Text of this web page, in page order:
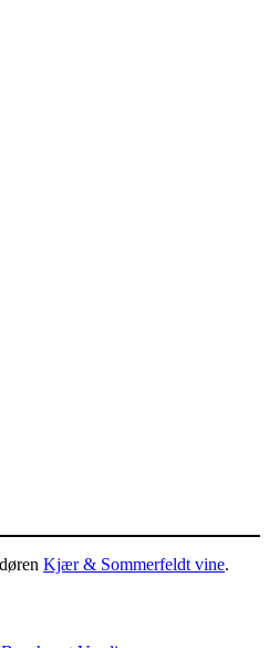
Kjær & Sommerfeldt vine.